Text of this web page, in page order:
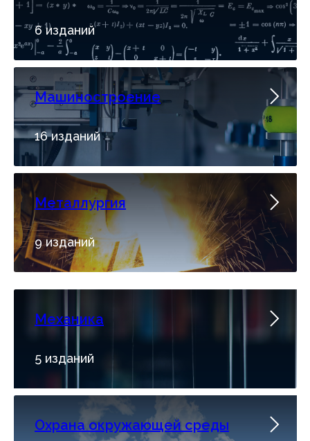
6 изданий
Машиностроение
16 изданий
Металлургия
9 изданий
Механика
5 изданий
Охрана окружающей среды